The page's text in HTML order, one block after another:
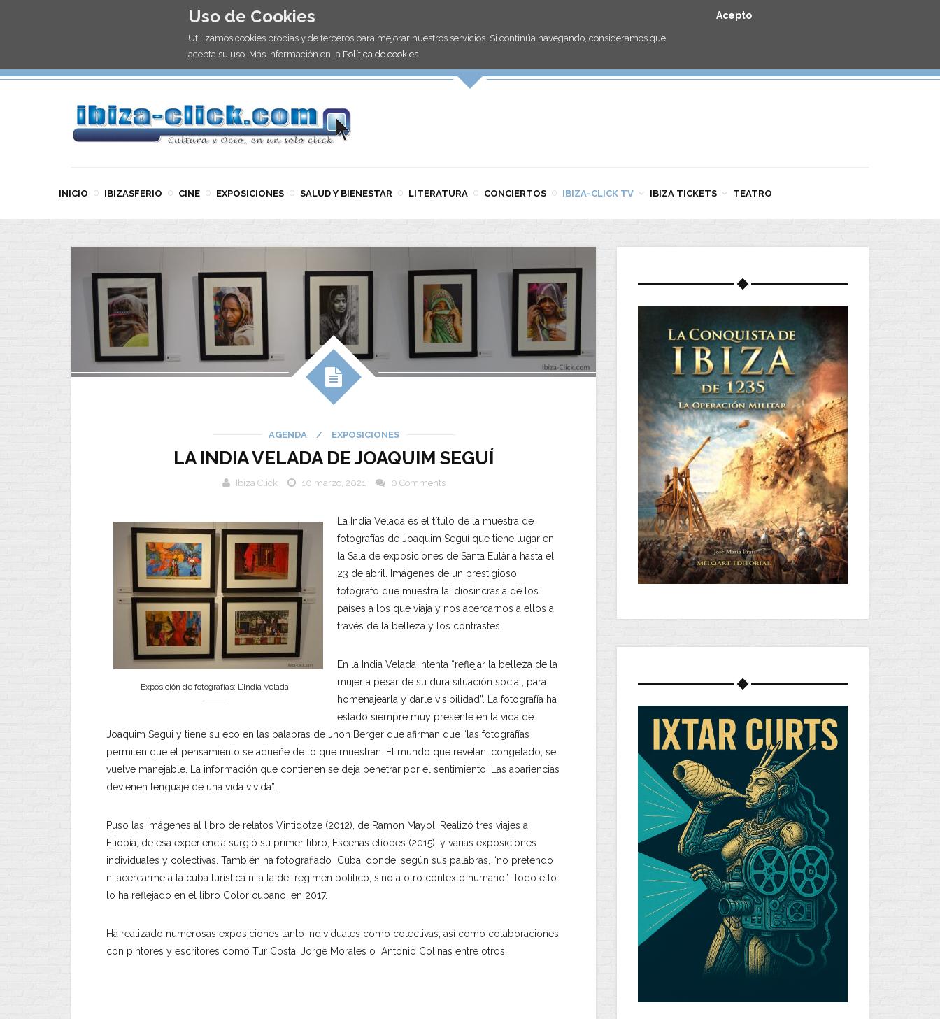
Uso de Cookies
Utilizamos cookies propias y de terceros para mejorar nuestros servicios. Si continúa navegando, consideramos que
acepta su uso. Más información en la Política de cookies
Acepto
INICIO IBIZASFERIO CINE EXPOSICIONES SALUD Y BIENESTAR LITERATURA CONCIERTOS IBIZA-CLICK TV IBIZA TICKETS TEATRO
AGENDA / EXPOSICIONES
LA INDIA VELADA DE JOAQUIM SEGUÍ
Ibiza Click 10 marzo, 2021 0 Comments
Exposición de fotografías: L’India Velada
La India Velada es el título de la muestra de
fotografías de Joaquim Seguí que tiene lugar en
la Sala de exposiciones de Santa Eulària hasta el
23 de abril. Imágenes de un prestigioso
fotógrafo que muestra la idiosincrasia de los
países a los que viaja y nos acercarnos a ellos a
través de la belleza y los contrastes.
En la India Velada intenta “reflejar la belleza de la
mujer a pesar de su dura situación social, para
homenajearla y darle visibilidad”. La fotografía ha
estado siempre muy presente en la vida de
Joaquim Segui y tiene su eco en las palabras de Jhon Berger que afirman que “las fotografías
permiten que el pensamiento se adueñe de lo que muestran. El mundo que revelan, congelado, se
vuelve manejable. La información que contienen se deja penetrar por el sentimiento. Las apariencias
devienen lenguaje de una vida vivida”.
Puso las imágenes al libro de relatos Vintidotze (2012), de Ramon Mayol. Realizó tres viajes a
Etiopía, de esa experiencia surgió su primer libro, Escenas etíopes (2015), y varias exposiciones
individuales y colectivas. También ha fotografiado Cuba, donde, según sus palabras, “no pretendo
ni acercarme a la cuba turística ni a la del régimen político, sino a otro contexto humano”. Todo ello
lo ha reflejado en el libro Color cubano, en 2017.
Ha realizado numerosas exposiciones tanto individuales como colectivas, así como colaboraciones
con pintores y escritores como Tur Costa, Jorge Morales o Antonio Colinas entre otros.